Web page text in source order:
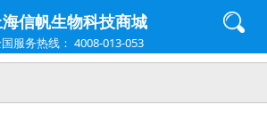
信帆生物科技商城
服务热线： 4008-013-053